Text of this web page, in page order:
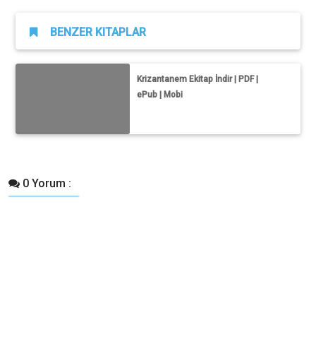
BENZER KITAPLAR
Krizantanem Ekitap İndir | PDF |
ePub | Mobi
0 Yorum :